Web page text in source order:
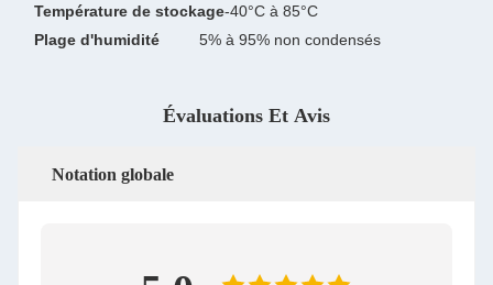
Température de stockage-40°C à 85°C
Plage d'humidité
5% à 95% non condensés
Évaluations Et Avis
Notation globale